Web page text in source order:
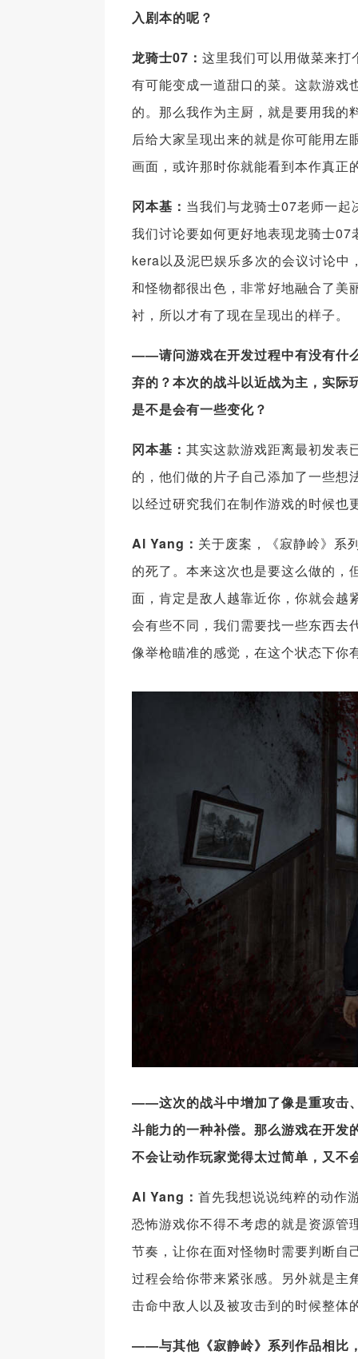
入剧本的呢？
龙骑士07： 这里我们可以用做菜来
有可能变成一道甜口的菜。这款游戏
的。那么我作为主厨，就是要用我的
后给大家呈现出来的就是你可能用
画面，或许那时你就能看到本作真正
冈本基： 当我们与龙骑士07老师一
我们讨论要如何更好地表现龙骑士
kera以及泥巴娱乐多次的会议讨论
和怪物都很出色，非常好地融合了美
衬，所以才有了现在呈现出的样子。
——请问游戏在开发过程中有没有什
弃的？本次的战斗以近战为主，实际
是不是会有一些变化？
冈本基： 其实这款游戏距离最初发表
的，他们做的片子自己添加了一些想
以经过研究我们在制作游戏的时候也
Al Yang： 关于废案，《寂静岭》系
的死了。本来这次也是要这么做的，
面，肯定是敌人越靠近你，你就会越
会有些不同，我们需要找一些东西去
像举枪瞄准的感觉，在这个状态下你
——这次的战斗中增加了像是重攻击
斗能力的一种补偿。那么游戏在开发
不会让动作玩家觉得太过简单，又不
Al Yang： 首先我想说说纯粹的动作
恐怖游戏你不得不考虑的就是资源管
节奏，让你在面对怪物时需要判断自
过程会给你带来紧张感。另外就是主
击命中敌人以及被攻击到的时候整体
——与其他《寂静岭》系列作品相比